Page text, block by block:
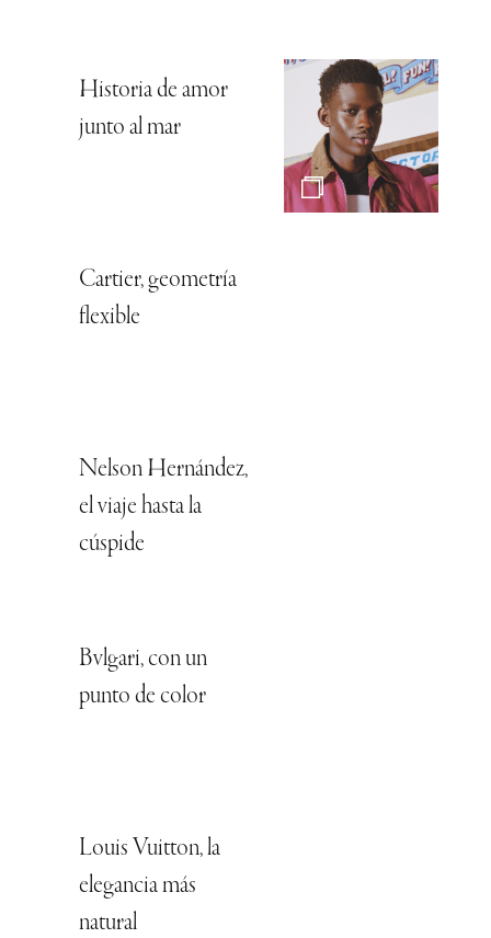
Historia de amor
junto al mar
Cartier, geometría
flexible
Nelson Hernández,
el viaje hasta la
cúspide
Bvlgari, con un
punto de color
Louis Vuitton, la
elegancia más
natural